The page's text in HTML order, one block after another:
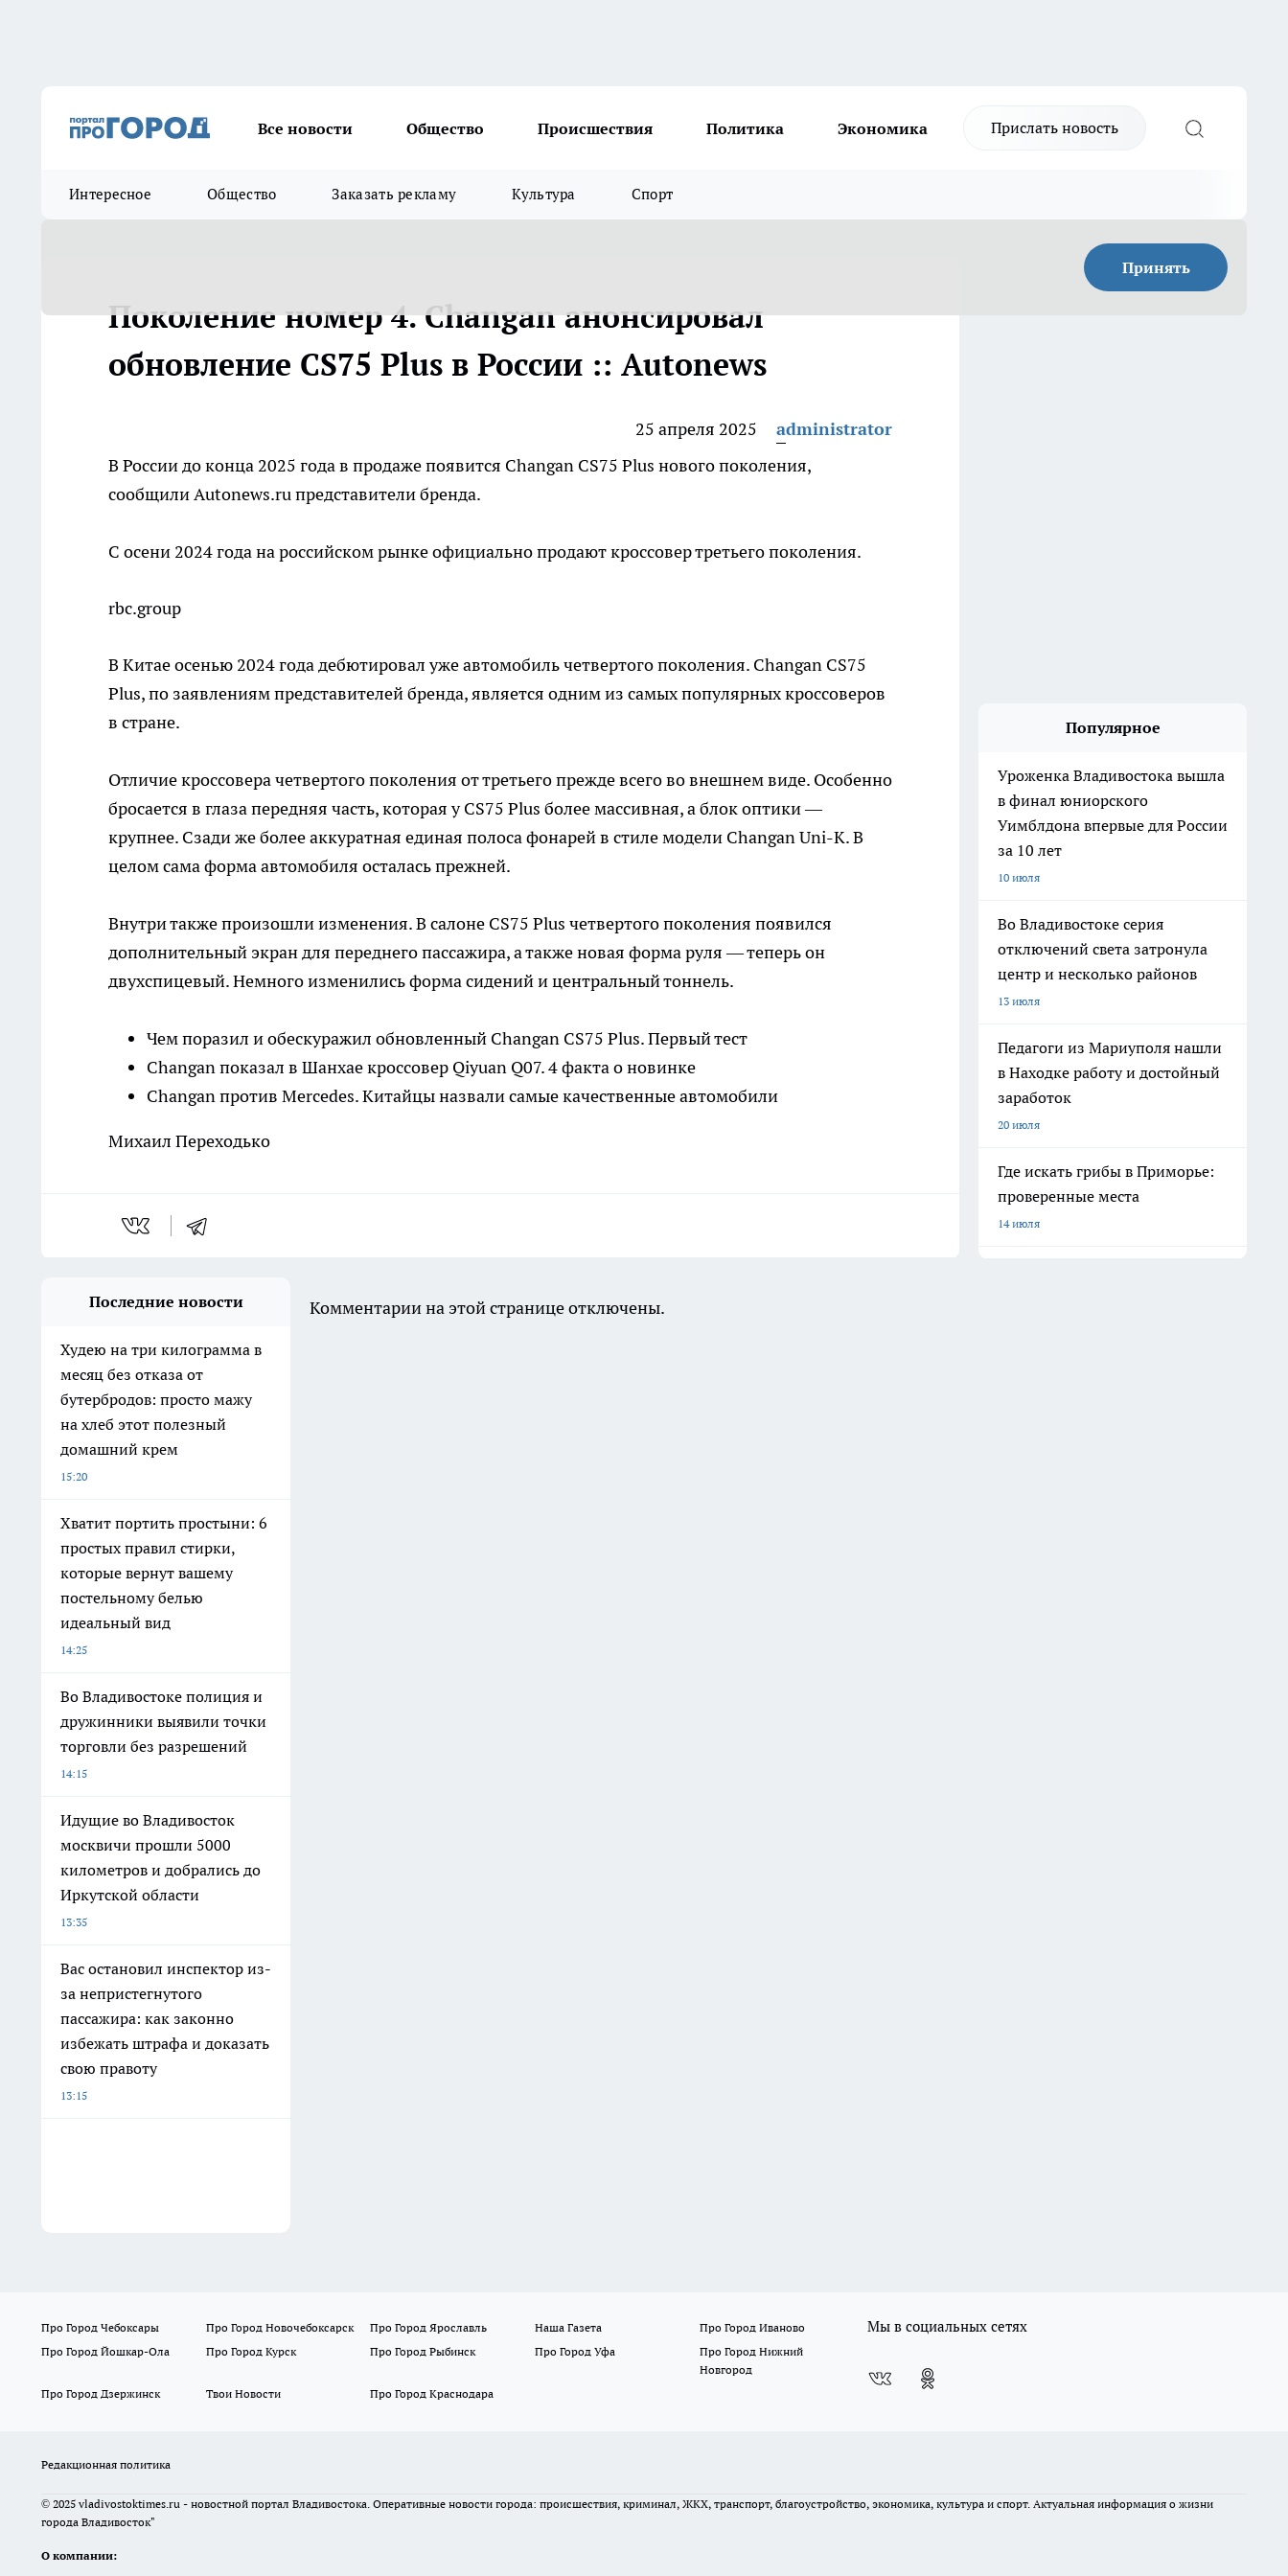
Все новости Общество Происшествия Политика Экономика Прислать новость
Интересное Общество Заказать рекламу Культура Спорт
Принять
Поколение номер 4. Changan анонсировал
обновление CS75 Plus в России :: Autonews
25 апреля 2025
administrator
В России до конца 2025 года в продаже появится Changan CS75 Plus нового поколения,
сообщили Autonews.ru представители бренда.
С осени 2024 года на российском рынке официально продают кроссовер третьего поколения.
rbc.group
В Китае осенью 2024 года дебютировал уже автомобиль четвертого поколения. Changan CS75
Plus, по заявлениям представителей бренда, является одним из самых популярных кроссоверов
в стране.
Отличие кроссовера четвертого поколения от третьего прежде всего во внешнем виде. Особенно
бросается в глаза передняя часть, которая у CS75 Plus более массивная, а блок оптики —
крупнее. Сзади же более аккуратная единая полоса фонарей в стиле модели Changan Uni-K. В
целом сама форма автомобиля осталась прежней.
Внутри также произошли изменения. В салоне CS75 Plus четвертого поколения появился
дополнительный экран для переднего пассажира, а также новая форма руля — теперь он
двухспицевый. Немного изменились форма сидений и центральный тоннель.
Чем поразил и обескуражил обновленный Changan CS75 Plus. Первый тест
Changan показал в Шанхае кроссовер Qiyuan Q07. 4 факта о новинке
Changan против Mercedes. Китайцы назвали самые качественные автомобили
Михаил Переходько
Популярное
Уроженка Владивостока вышла
в финал юниорского
Уимблдона впервые для России
за 10 лет
10 июля
Во Владивостоке серия
отключений света затронула
центр и несколько районов
13 июля
Педагоги из Мариуполя нашли
в Находке работу и достойный
заработок
20 июля
Где искать грибы в Приморье:
проверенные места
14 июля
Последние новости
Худею на три килограмма в
месяц без отказа от
бутербродов: просто мажу
на хлеб этот полезный
домашний крем
15:20
Хватит портить простыни: 6
простых правил стирки,
которые вернут вашему
постельному белью
идеальный вид
14:25
Во Владивостоке полиция и
дружинники выявили точки
торговли без разрешений
14:15
Идущие во Владивосток
москвичи прошли 5000
километров и добрались до
Иркутской области
13:35
Вас остановил инспектор из-
за непристегнутого
пассажира: как законно
избежать штрафа и доказать
свою правоту
13:15
Комментарии на этой странице отключены.
Про Город Чебоксары Про Город Новочебоксарск Про Город Ярославль Наша Газета
Про Город Иваново
Про Город Йошкар-Ола
Про Город Курск Про Город Рыбинск Про Город Уфа
Про Город Нижний
Новгород
Про Город Дзержинск
Твои Новости Про Город Краснодара
Мы в социальных сетях
Редакционная политика
© 2025 vladivostoktimes.ru - новостной портал Владивостока. Оперативные новости города: происшествия, криминал, ЖКХ, транспорт, благоустройство, экономика, культура и спорт. Актуальная информация о жизни
города Владивосток"
О компании: